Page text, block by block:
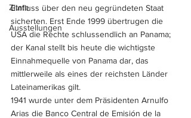
Zitate
Ausstellungen
Einfluss über den neu gegründeten Staat
sicherten. Erst Ende 1999 übertrugen die
USA die Rechte schlussendlich an Panama;
der Kanal stellt bis heute die wichtigste
Einnahmequelle von Panama dar, das
mittlerweile als eines der reichsten Länder
Lateinamerikas gilt.
1941 wurde unter dem Präsidenten Arnulfo
Arias die Banco Central de Emisión de la